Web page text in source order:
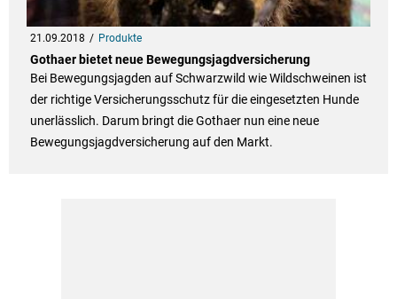
21.09.2018 Produkte
Gothaer bietet neue Bewegungsjagdversicherung
Bei Bewegungsjagden auf Schwarzwild wie Wildschweinen ist
der richtige Versicherungsschutz für die eingesetzten Hunde
unerlässlich. Darum bringt die Gothaer nun eine neue
Bewegungsjagdversicherung auf den Markt.